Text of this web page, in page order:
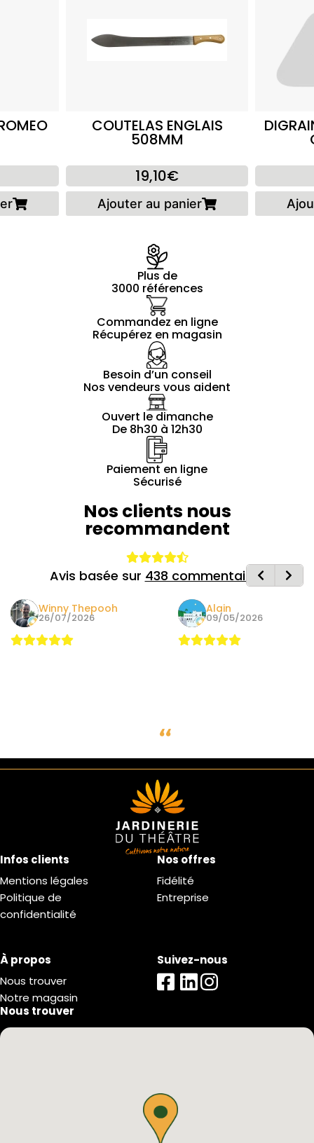
COUTELAS ENGLAIS
508MM
19,10€
Ajouter au panier
Plus de
3000 références
Commandez en ligne
Récupérez en magasin
Besoin d’un conseil
Nos vendeurs vous aident
Ouvert le dimanche
De 8h30 à 12h30
Paiement en ligne
Sécurisé
Nos clients nous
recommandent
Avis basée sur 438 commentaires
Winny Thepooh
26/07/2026
Alain
09/05/2026
Infos clients
Mentions légales
Politique de
confidentialité
Nos offres
Fidélité
Entreprise
À propos
Nous trouver
Notre magasin
Suivez-nous
Nous trouver